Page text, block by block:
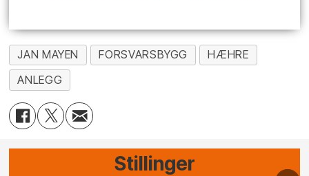
JAN MAYEN FORSVARSBYGG
HÆHRE
ANLEGG
Stillinger